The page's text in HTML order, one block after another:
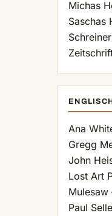
Michas
Saschas
Ana
Gregg
John
Lost Art
Mulesaw
Paul